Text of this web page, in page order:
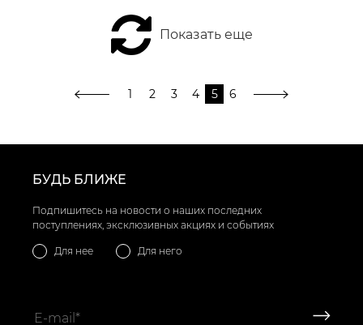
Показать еще
1 2 3 4 5 6
БУДЬ БЛИЖЕ
Подпишитесь на новости о наших последних
поступлениях, эксклюзивных акциях и событиях
Для нее Для него